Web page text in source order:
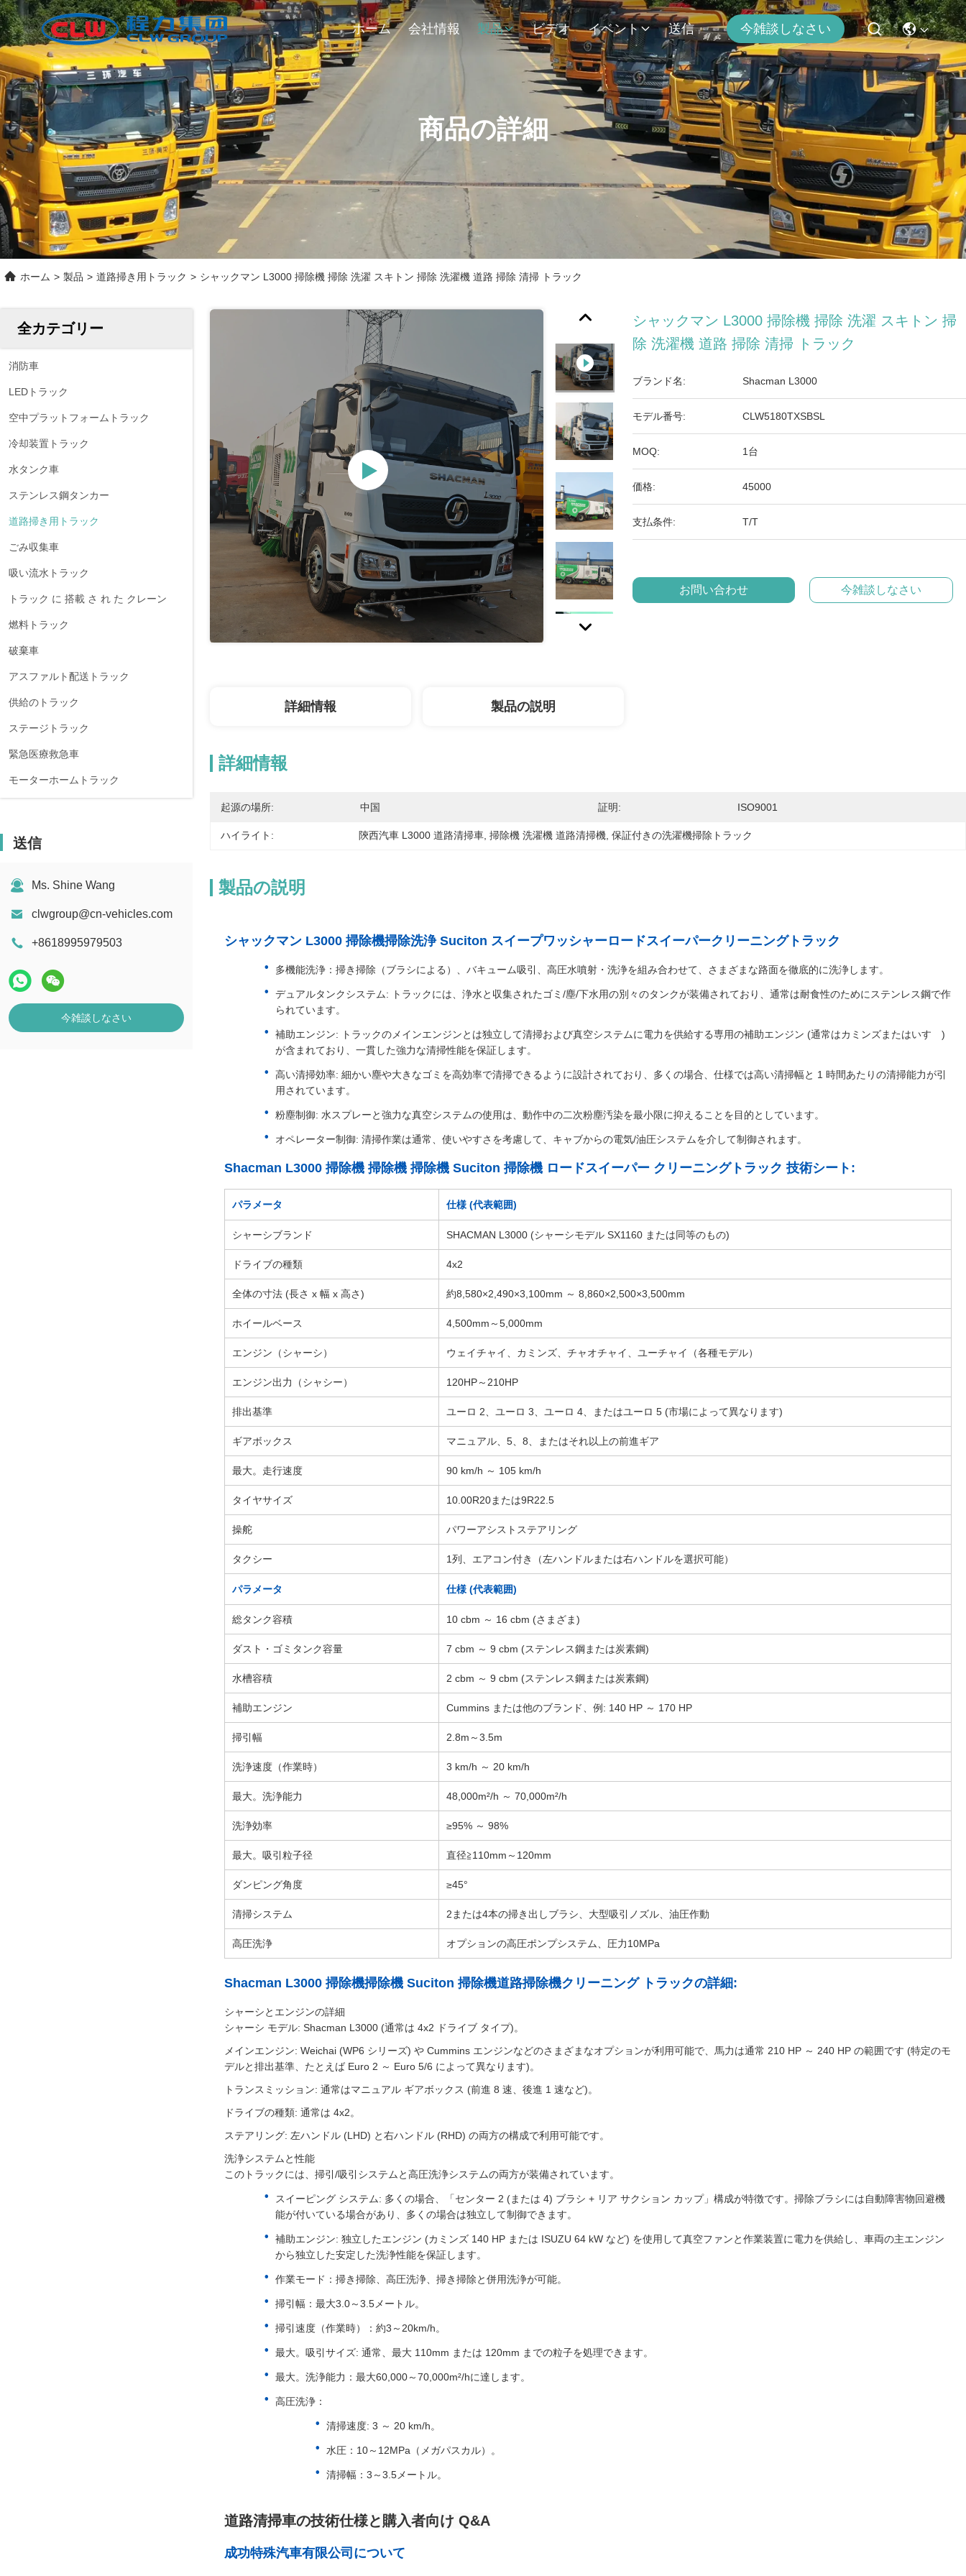
ホーム 会社情報 製品 ビデオ イベント 送信 今雑談しなさい
商品の詳細
ホーム > 製品 > 道路掃き用トラック > シャックマン L3000 掃除機 掃除 洗濯 スキトン 掃除 洗濯機 道路 掃除 清掃 トラック
全カテゴリー
消防車
LEDトラック
空中プラットフォームトラック
冷却装置トラック
水タンク車
ステンレス鋼タンカー
道路掃き用トラック
ごみ収集車
吸い流水トラック
トラック に 搭載 さ れ た クレーン
燃料トラック
破棄車
アスファルト配送トラック
供給のトラック
ステージトラック
緊急医療救急車
モーターホームトラック
送信
Ms. Shine Wang
clwgroup@cn-vehicles.com
+8618995979503
今雑談しなさい
シャックマン L3000 掃除機 掃除 洗濯 スキトン 掃
除 洗濯機 道路 掃除 清掃 トラック
ブランド名: Shacman L3000
モデル番号: CLW5180TXSBSL
MOQ: 1台
価格: 45000
支払条件: T/T
お問い合わせ 今雑談しなさい
詳細情報 製品の説明
詳細情報
起源の場所: 中国 証明: ISO9001
ハイライト: 陝西汽車 L3000 道路清掃車 掃除機 洗濯機 道路清掃機 保証付きの洗濯機掃除トラック
製品の説明
シャックマン L3000 掃除機掃除洗浄 Suciton スイープワッシャーロードスイーパークリーニングトラック
多機能洗浄：掃き掃除（ブラシによる）、バキューム吸引、高圧水噴射・洗浄を組み合わせて、さまざまな路面を徹底的に洗浄します。
デュアルタンクシステム: トラックには、浄水と収集されたゴミ/塵/下水用の別々のタンクが装備されており、通常は耐食性のためにステンレス鋼で作
られています。
補助エンジン: トラックのメインエンジンとは独立して清掃および真空システムに電力を供給する専用の補助エンジン (通常はカミンズまたはいすゞ)
が含まれており、一貫した強力な清掃性能を保証します。
高い清掃効率: 細かい塵や大きなゴミを高効率で清掃できるように設計されており、多くの場合、仕様では高い清掃幅と 1 時間あたりの清掃能力が引
用されています。
粉塵制御: 水スプレーと強力な真空システムの使用は、動作中の二次粉塵汚染を最小限に抑えることを目的としています。
オペレーター制御: 清掃作業は通常、使いやすさを考慮して、キャブからの電気/油圧システムを介して制御されます。
Shacman L3000 掃除機 掃除機 掃除機 Suciton 掃除機 ロードスイーパー クリーニングトラック 技術シート:
パラメータ 仕様 (代表範囲)
シャーシブランド SHACMAN L3000 (シャーシモデル SX1160 または同等のもの)
ドライブの種類 4x2
全体の寸法 (長さ x 幅 x 高さ) 約8,580×2,490×3,100mm ～ 8,860×2,500×3,500mm
ホイールベース 4,500mm～5,000mm
エンジン（シャーシ） ウェイチャイ、カミンズ、チャオチャイ、ユーチャイ（各種モデル）
エンジン出力（シャシー） 120HP～210HP
排出基準 ユーロ 2、ユーロ 3、ユーロ 4、またはユーロ 5 (市場によって異なります)
ギアボックス マニュアル、5、8、またはそれ以上の前進ギア
最大。走行速度 90 km/h ～ 105 km/h
タイヤサイズ 10.00R20または9R22.5
操舵 パワーアシストステアリング
タクシー 1列、エアコン付き（左ハンドルまたは右ハンドルを選択可能）
パラメータ 仕様 (代表範囲)
総タンク容積 10 cbm ～ 16 cbm (さまざま)
ダスト・ゴミタンク容量 7 cbm ～ 9 cbm (ステンレス鋼または炭素鋼)
水槽容積 2 cbm ～ 9 cbm (ステンレス鋼または炭素鋼)
補助エンジン Cummins または他のブランド、例: 140 HP ～ 170 HP
掃引幅 2.8m～3.5m
洗浄速度（作業時） 3 km/h ～ 20 km/h
最大。洗浄能力 48,000m²/h ～ 70,000m²/h
洗浄効率 ≥95% ～ 98%
最大。吸引粒子径 直径≧110mm～120mm
ダンピング角度 ≥45°
清掃システム 2または4本の掃き出しブラシ、大型吸引ノズル、油圧作動
高圧洗浄 オプションの高圧ポンプシステム、圧力10MPa
Shacman L3000 掃除機掃除機 Suciton 掃除機道路掃除機クリーニング トラックの詳細:
シャーシとエンジンの詳細
シャーシ モデル: Shacman L3000 (通常は 4x2 ドライブ タイプ)。
メインエンジン: Weichai (WP6 シリーズ) や Cummins エンジンなどのさまざまなオプションが利用可能で、馬力は通常 210 HP ～ 240 HP の範囲です (特定のモ
デルと排出基準、たとえば Euro 2 ～ Euro 5/6 によって異なります)。
トランスミッション: 通常はマニュアル ギアボックス (前進 8 速、後進 1 速など)。
ドライブの種類: 通常は 4x2。
ステアリング: 左ハンドル (LHD) と右ハンドル (RHD) の両方の構成で利用可能です。
洗浄システムと性能
このトラックには、掃引/吸引システムと高圧洗浄システムの両方が装備されています。
スイーピング システム: 多くの場合、「センター 2 (または 4) ブラシ + リア サクション カップ」構成が特徴です。掃除ブラシには自動障害物回避機
能が付いている場合があり、多くの場合は独立して制御できます。
補助エンジン: 独立したエンジン (カミンズ 140 HP または ISUZU 64 kW など) を使用して真空ファンと作業装置に電力を供給し、車両の主エンジン
から独立した安定した洗浄性能を保証します。
作業モード：掃き掃除、高圧洗浄、掃き掃除と併用洗浄が可能。
掃引幅：最大3.0～3.5メートル。
掃引速度（作業時）：約3～20km/h。
最大。吸引サイズ: 通常、最大 110mm または 120mm までの粒子を処理できます。
最大。洗浄能力：最大60,000～70,000m²/hに達します。
高圧洗浄：
清掃速度: 3 ～ 20 km/h。
水圧：10～12MPa（メガパスカル）。
清掃幅：3～3.5メートル。
道路清掃車の技術仕様と購入者向け Q&A
成功特殊汽車有限公司について